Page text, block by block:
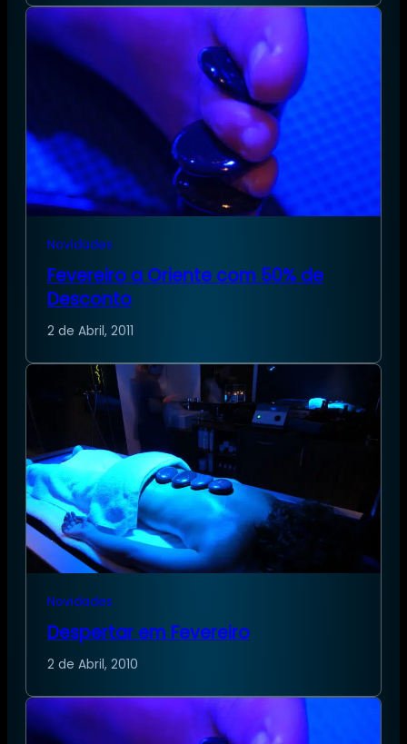
Novidades
Fevereiro a Oriente com 50% de
Desconto
2 de Abril, 2011
Novidades
Despertar em Fevereiro
2 de Abril, 2010